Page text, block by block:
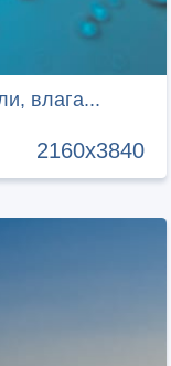
влага...
2160x3840